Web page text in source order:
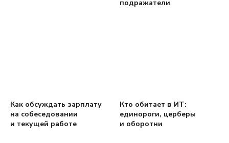
подражатели
Как обсуждать зарплату
на собеседовании
и текущей работе
Кто обитает в ИТ:
единороги, церберы
и оборотни